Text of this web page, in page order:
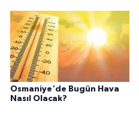
Osmaniye'de Bugün Hava
Nasıl Olacak?